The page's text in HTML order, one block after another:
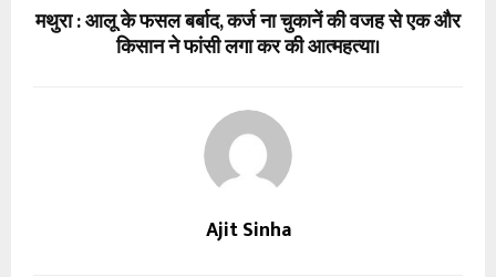
मथुरा : आलू के फसल बर्बाद, कर्ज ना चुकानें की वजह से एक और
किसान ने फांसी लगा कर की आत्महत्या।
Ajit Sinha